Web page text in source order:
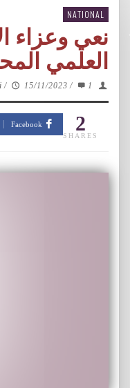
NATIONAL
نعي وعزاء
العلمي
/ 15/11/2023 / 1
2
SHARES
Facebook